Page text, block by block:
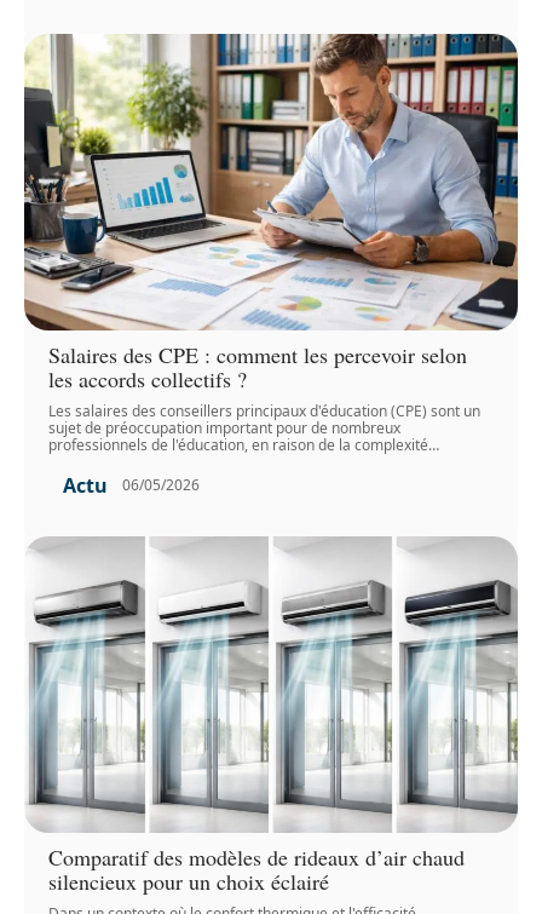
Salaires des CPE : comment les percevoir selon
les accords collectifs ?
Les salaires des conseillers principaux d'éducation (CPE) sont un
sujet de préoccupation important pour de nombreux
professionnels de l'éducation, en raison de la complexité…
Actu 06/05/2026
Comparatif des modèles de rideaux d’air chaud
silencieux pour un choix éclairé